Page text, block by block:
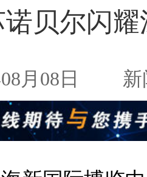
诺贝尔闪
08月08日 新